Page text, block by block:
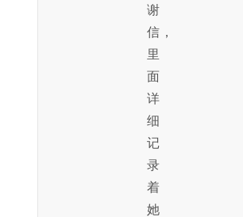
谢
信，
里
面
详
细
记
录
着
她